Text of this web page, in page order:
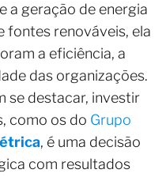
a geração de energia
fontes renováveis, ela
a eficiência, a
das organizações.
se destacar, investir
como os do Grupo
, é uma decisão
com resultados